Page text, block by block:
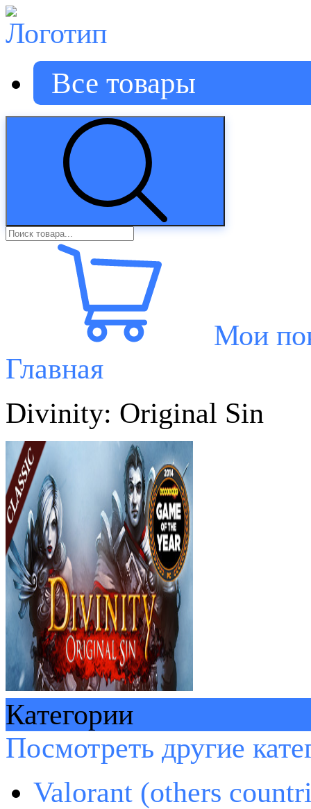
Все товары
Мои
Главная
Divinity: Original Sin
Категории
Посмотреть другие
Valorant (others